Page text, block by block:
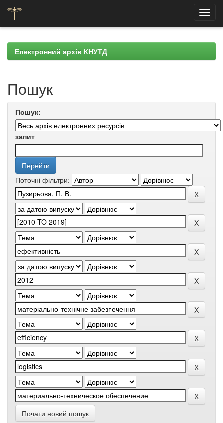
navigationЕлектронний архів КНУТД
Пошук
Пошук:
запит
Поточні фільтри:
Почати новий пошук